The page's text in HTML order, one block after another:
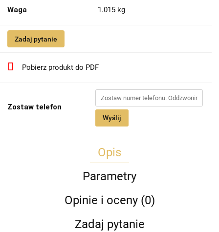
Waga 1.015 kg
Zadaj pytanie
Pobierz produkt do PDF
Zostaw telefon
Wyślij
Opis
Parametry
Opinie i oceny (0)
Zadaj pytanie